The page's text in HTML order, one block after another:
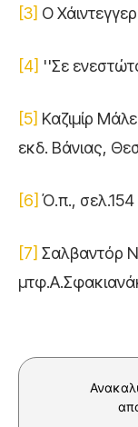
[3] Ο
[4] ''Σε
[5] Καζιμίρ
εκδ. Βάνιας,
[6] Ό.π., σελ.154
[7] Σαλβαντόρ